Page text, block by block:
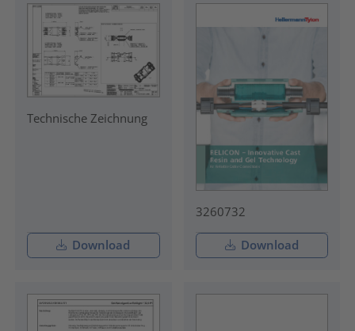
Technische Zeichnung
Download
3260732
Download